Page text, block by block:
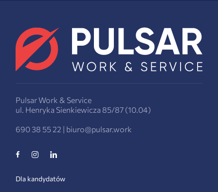
Pulsar Work & Service
ul. Henryka Sienkiewicza 85/87 (10.04)
690 38 55 22 | biuro@pulsar.work
Dla kandydatów